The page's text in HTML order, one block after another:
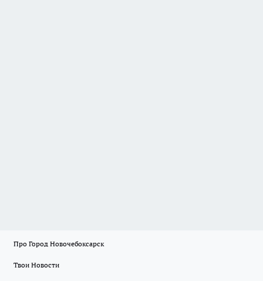
Про Город Новочебоксарск
Твои Новости